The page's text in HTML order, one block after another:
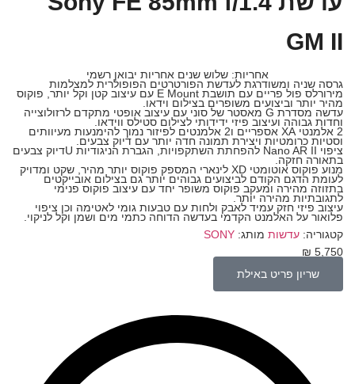
GM II
אחריות: שלוש שנים אחריות יבואן רשמי
גרסה שניה ומשודרגת לעדשת הפורטרטים הפופולרית למצלמות
מירורלס פול פריים עם תושבת E Mount עם עיצוב קטן וקל יותר, פוקוס
מהיר יותר וביצועים משופרים בצילום וידאו.
עדשה מסדרת G מאסטר של סוני עם עיצוב אופטי מתקדם לרזולוצייה
וחדות גבוהה ועיצוב פיזי ידידותי לצילום סטילס ווידאו.
2 אלמנטי XA אספריים ו2 אלמנטים לפיזור נמוך להימנעות מעיוותים
וסטיות כרומטיות ויצירת תמונה חדה יותר עם דיוק צבעים.
ציפוי Nano AR II להפחתת השתקפויות, הגברת הניגודיות Uדיוק צבעים
בתאורה חזקה.
מנוע פוקוס אוטומטי XD לינארי המספק פוקוס יותר מהיר, שקט ומדויק
לעומת הדגם הקודם לביצועים גבוהים יותר גם בצילום אובייקטים
בתזוזה מהירה ומעקב פוקוס משופר יחד עם עיצוב פוקוס פנימי
לתגובתיות מהירה יותר.
עיצוב פיזי חזק עמיד לאבק ולחות עם טבעות גומי לאטימה וכן ציפוי
פלואור על האלמנט הקדמי בעדשה הדוחה כתמי מים ושמן וקל לניקוי.
קטגוריה: עדשות מותג: SONY
₪ 5,750
שריון פריט באילת